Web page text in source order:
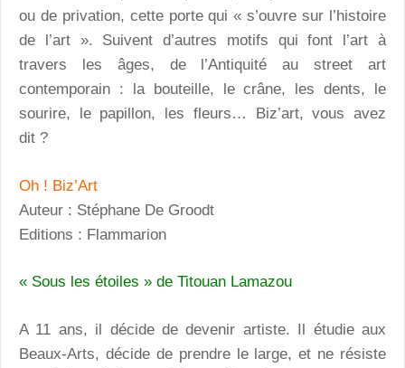
ou de privation, cette porte qui « s’ouvre sur l’histoire
de l’art ». Suivent d’autres motifs qui font l’art à
travers les âges, de l’Antiquité au street art
contemporain : la bouteille, le crâne, les dents, le
sourire, le papillon, les fleurs… Biz’art, vous avez
dit ?
Oh ! Biz’Art
Auteur : Stéphane De Groodt
Editions : Flammarion
« Sous les étoiles » de Titouan Lamazou
A 11 ans, il décide de devenir artiste. Il étudie aux
Beaux-Arts, décide de prendre le large, et ne résiste